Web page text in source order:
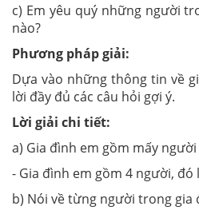
c) Em yêu quý những người
nào?
Phương pháp giải:
Dựa vào những thông tin về
lời đầy đủ các câu hỏi gợi ý.
Lời giải chi tiết:
a) Gia đình em gồm mấy
- Gia đình em gồm 4 người, đó
b) Nói về từng người trong gia